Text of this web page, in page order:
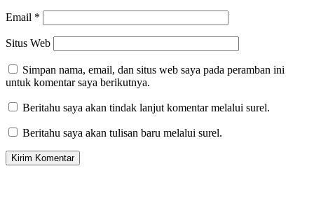
Email *
Situs Web
Simpan nama, email, dan situs web saya pada peramban ini
untuk komentar saya berikutnya.
Beritahu saya akan tindak lanjut komentar melalui surel.
Beritahu saya akan tulisan baru melalui surel.